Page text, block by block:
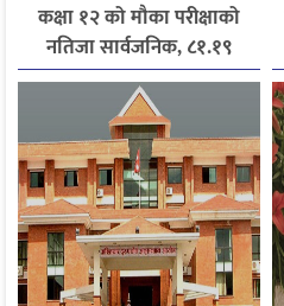
कक्षा १२ को मौका परीक्षाको
नतिजा सार्वजनिक, ८१.१९
प्रतिशत विद्यार्थी उत्तीर्ण